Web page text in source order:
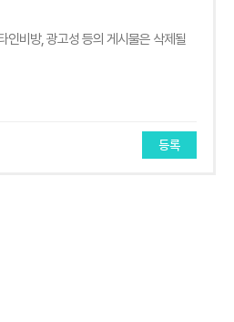
등록